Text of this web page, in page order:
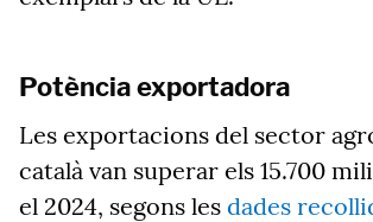
Potència exportadora
Les exportacions del sector
català van superar els 15.700
el 2024, segons les dades